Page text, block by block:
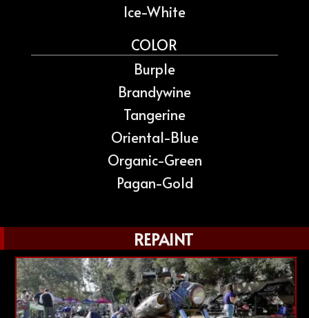
Ice-White
COLOR
Burple
Brandywine
Tangerine
Oriental-Blue
Organic-Green
Pagan-Gold
REPAINT